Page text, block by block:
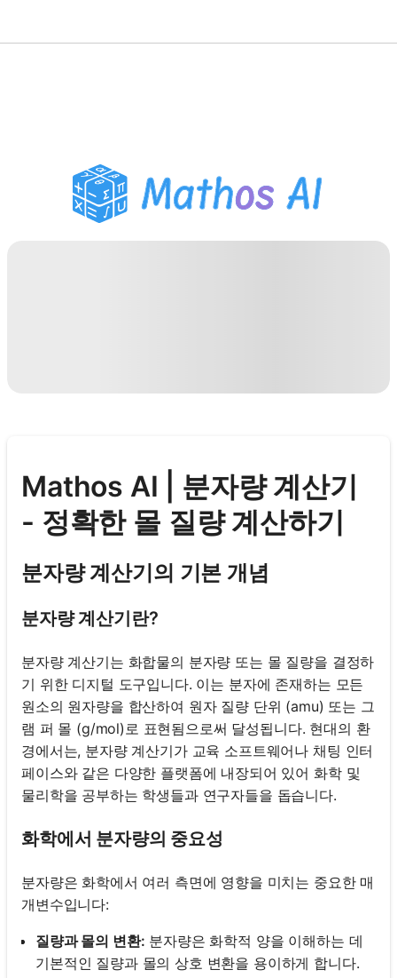
PDF 숙제 도우미
학습 도구
Mathos AI | 분자량 계산기
- 정확한 몰 질량 계산하기
분자량 계산기의 기본 개념
분자량 계산기란?
분자량 계산기는 화합물의 분자량 또는 몰 질량을 결정하
기 위한 디지털 도구입니다. 이는 분자에 존재하는 모든
원소의 원자량을 합산하여 원자 질량 단위 (amu) 또는 그
램 퍼 몰 (g/mol)로 표현됨으로써 달성됩니다. 현대의 환
경에서는, 분자량 계산기가 교육 소프트웨어나 채팅 인터
페이스와 같은 다양한 플랫폼에 내장되어 있어 화학 및
물리학을 공부하는 학생들과 연구자들을 돕습니다.
화학에서 분자량의 중요성
분자량은 화학에서 여러 측면에 영향을 미치는 중요한 매
개변수입니다:
질량과 몰의 변환: 분자량은 화학적 양을 이해하는 데
기본적인 질량과 몰의 상호 변환을 용이하게 합니다.